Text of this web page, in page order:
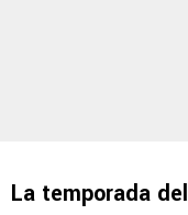
La temporada